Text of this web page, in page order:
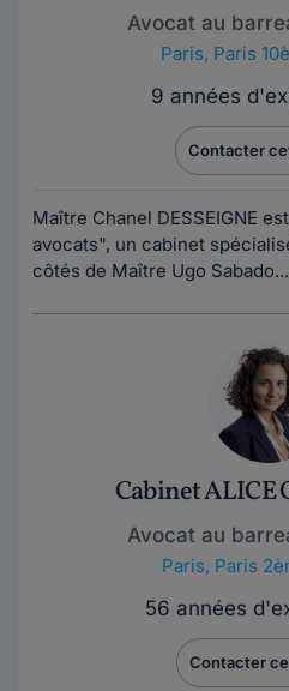
Avocat au
Paris, Paris
9 années
Contacter
Maître Chanel DESSEIGNE
avocats", un cabinet
côtés de Maître Ugo
Cabinet ALICE
Avocat au
Paris, Paris
56 années
Contacter